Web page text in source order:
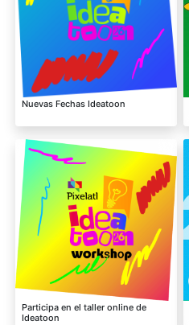
Nuevas Fechas Ideatoon
Participa en el taller online de
Ideatoon